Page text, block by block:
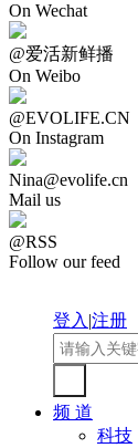
On Wechat
@爱活新鲜播
On Weibo
@EVOLIFE.CN
On Instagram
Nina@evolife.cn
Mail us
@RSS
Follow our feed
登入|注册
频 道
科技